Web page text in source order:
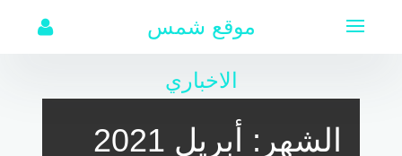
موقع شمس
الاخباري
الشهر: أبريل 2021